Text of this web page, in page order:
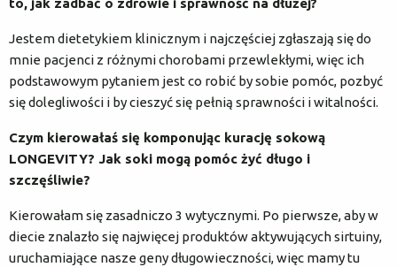
to, jak zadbać o zdrowie i sprawność na dłużej?
Jestem dietetykiem klinicznym i najczęściej zgłaszają się do
mnie pacjenci z różnymi chorobami przewlekłymi, więc ich
podstawowym pytaniem jest co robić by sobie pomóc, pozbyć
się dolegliwości i by cieszyć się pełnią sprawności i witalności.
Czym kierowałaś się komponując kurację sokową
LONGEVITY? Jak soki mogą pomóc żyć długo i
szczęśliwie?
Kierowałam się zasadniczo 3 wytycznymi. Po pierwsze, aby w
diecie znalazło się najwięcej produktów aktywujących sirtuiny,
uruchamiające nasze geny długowieczności, więc mamy tu